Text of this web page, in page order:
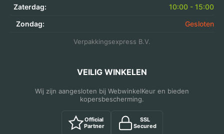
Zaterdag:
10:00 - 15:00
Zondag:
Gesloten
Verpakkingsexpress B.V.
VEILIG WINKELEN
Wij zijn aangesloten bij WebwinkelKeur en bieden
kopersbescherming.
Official
Partner
SSL
Secured